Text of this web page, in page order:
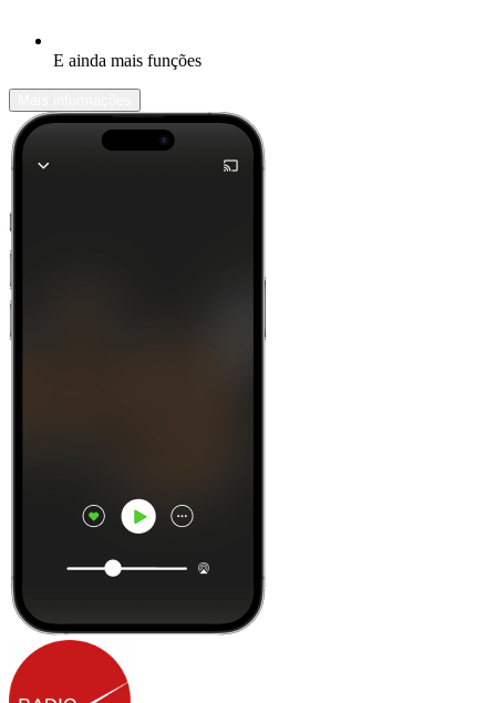
E ainda mais funções